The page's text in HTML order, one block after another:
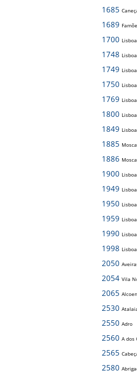
1685
1689
1700 Lisboa
1748 Lisboa
1749 Lisboa
1750 Lisboa
1769 Lisboa
1800 Lisboa
1849 Lisboa
1885
1886
1900 Lisboa
1949 Lisboa
1950 Lisboa
1959 Lisboa
1990 Lisboa
1998 Lisboa
2050
2054 Vila
2065
2530
2550 Adro
2560 A dos
2565
2580